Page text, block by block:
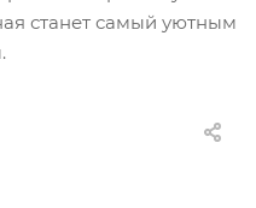
станет самый уютным